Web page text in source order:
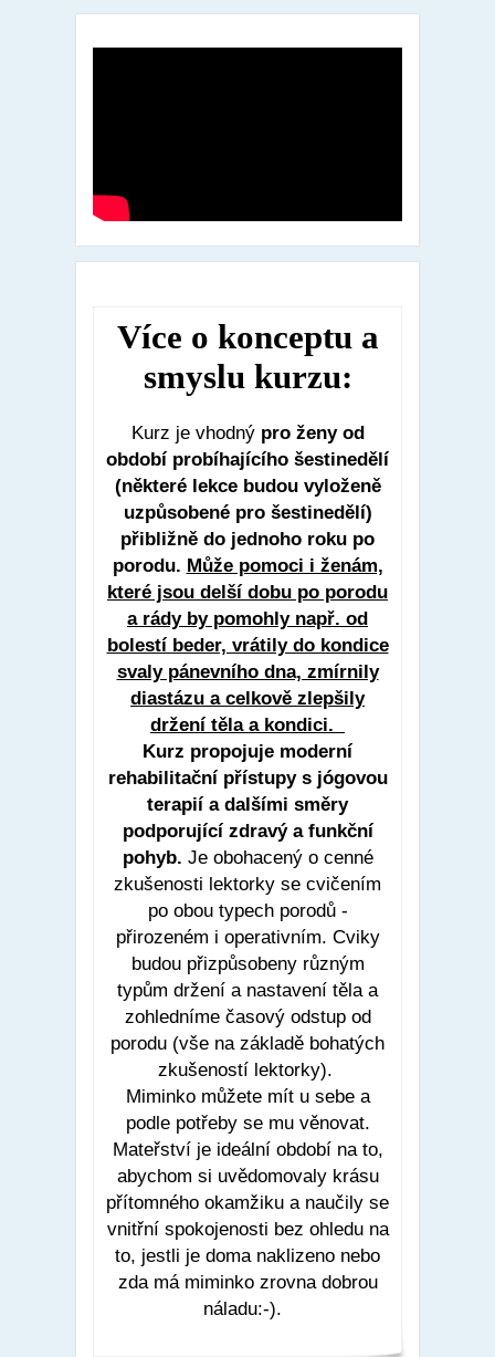
Více o konceptu a
smyslu kurzu:
Kurz je vhodnýpro ženy od
období probíhajícího šestinedělí
(některé lekce budou vyloženě
uzpůsobené pro šestinedělí)
přibližně do jednoho roku po
porodu. Může pomoci i ženám,
které jsou delší dobu po porodu
a rády by pomohly např. od
bolestí beder, vrátily do kondice
svaly pánevního dna, zmírnily
diastázu a celkově zlepšily
držení těla a kondici.
Kurz propojuje moderní
rehabilitační přístupy s jógovou
terapií a dalšími směry
podporující zdravý a funkční
pohyb. Je obohacený o cenné
zkušenosti lektorky se cvičením
po obou typech porodů -
přirozeném i operativním. Cviky
budou přizpůsobeny různým
typům držení a nastavení těla a
zohledníme časový odstup od
porodu (vše na základě bohatých
zkušeností lektorky).
Miminko můžete mít u sebe a
podle potřeby se mu věnovat.
Mateřství je ideální období na to,
abychom si uvědomovaly krásu
přítomného okamžiku a naučily se
vnitřní spokojenosti bez ohledu na
to, jestli je doma naklizeno nebo
zda má miminko zrovna dobrou
náladu:-).